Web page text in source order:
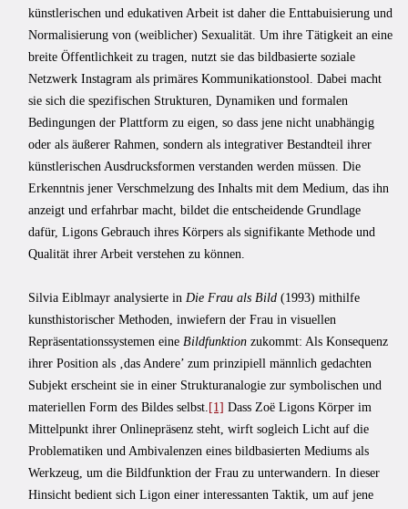
künstlerischen und edukativen Arbeit ist daher die Enttabuisierung und
Normalisierung von (weiblicher) Sexualität. Um ihre Tätigkeit an eine
breite Öffentlichkeit zu tragen, nutzt sie das bildbasierte soziale
Netzwerk Instagram als primäres Kommunikationstool. Dabei macht
sie sich die spezifischen Strukturen, Dynamiken und formalen
Bedingungen der Plattform zu eigen, so dass jene nicht unabhängig
oder als äußerer Rahmen, sondern als integrativer Bestandteil ihrer
künstlerischen Ausdrucksformen verstanden werden müssen. Die
Erkenntnis jener Verschmelzung des Inhalts mit dem Medium, das ihn
anzeigt und erfahrbar macht, bildet die entscheidende Grundlage
dafür, Ligons Gebrauch ihres Körpers als signifikante Methode und
Qualität ihrer Arbeit verstehen zu können.
Silvia Eiblmayr analysierte in Die Frau als Bild (1993) mithilfe
kunsthistorischer Methoden, inwiefern der Frau in visuellen
Repräsentationssystemen eine Bildfunktion zukommt: Als Konsequenz
ihrer Position als ‚das Andere’ zum prinzipiell männlich gedachten
Subjekt erscheint sie in einer Strukturanalogie zur symbolischen und
materiellen Form des Bildes selbst. [1] Dass Zoë Ligons Körper im
Mittelpunkt ihrer Onlinepräsenz steht, wirft sogleich Licht auf die
Problematiken und Ambivalenzen eines bildbasierten Mediums als
Werkzeug, um die Bildfunktion der Frau zu unterwandern. In dieser
Hinsicht bedient sich Ligon einer interessanten Taktik, um auf jene